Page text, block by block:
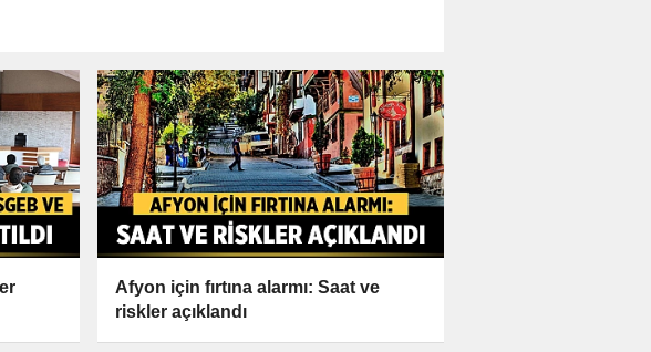
Afyon için fırtına alarmı: Saat ve
riskler açıklandı